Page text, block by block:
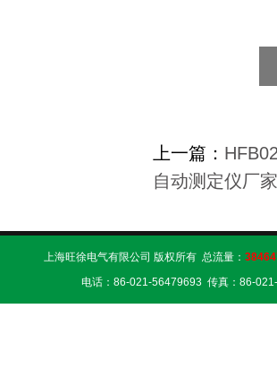
上一篇：
自动测定仪厂家
上海旺徐电气有限公司 版权所有 总流量：
电话：86-021-56479693 传真：86-